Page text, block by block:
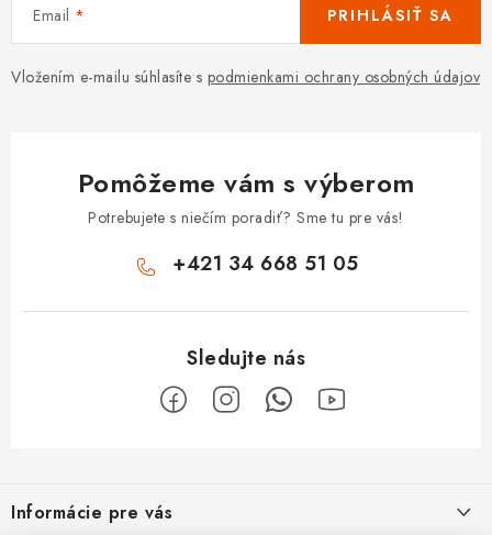
Email
Vložením e-mailu súhlasíte s podmienkami ochrany osobných údajov
PRIHLÁSIŤ SA
Pomôžeme vám s výberom
Potrebujete s niečím poradiť? Sme tu pre vás!
+421 34 668 51 05
pInformácie pre vás